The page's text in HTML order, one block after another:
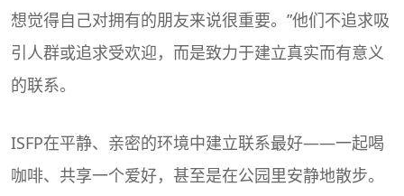
想觉得自己对拥有的朋友来说很重要。”他们不追求吸
引人群或追求受欢迎，而是致力于建立真实而有意义
的联系。
ISFP在平静、亲密的环境中建立联系最好——一起喝
咖啡、共享一个爱好，甚至是在公园里安静地散步。